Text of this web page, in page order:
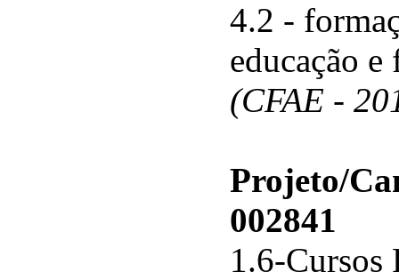
4.2 -
educação e
(CFAE -
Projeto/
002841
1.6-Cursos